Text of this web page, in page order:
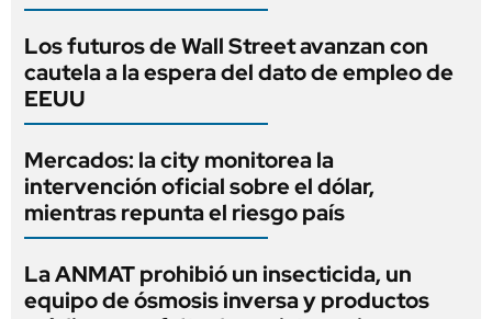
Los futuros de Wall Street avanzan con
cautela a la espera del dato de empleo de
EEUU
Mercados: la city monitorea la
intervención oficial sobre el dólar,
mientras repunta el riesgo país
La ANMAT prohibió un insecticida, un
equipo de ósmosis inversa y productos